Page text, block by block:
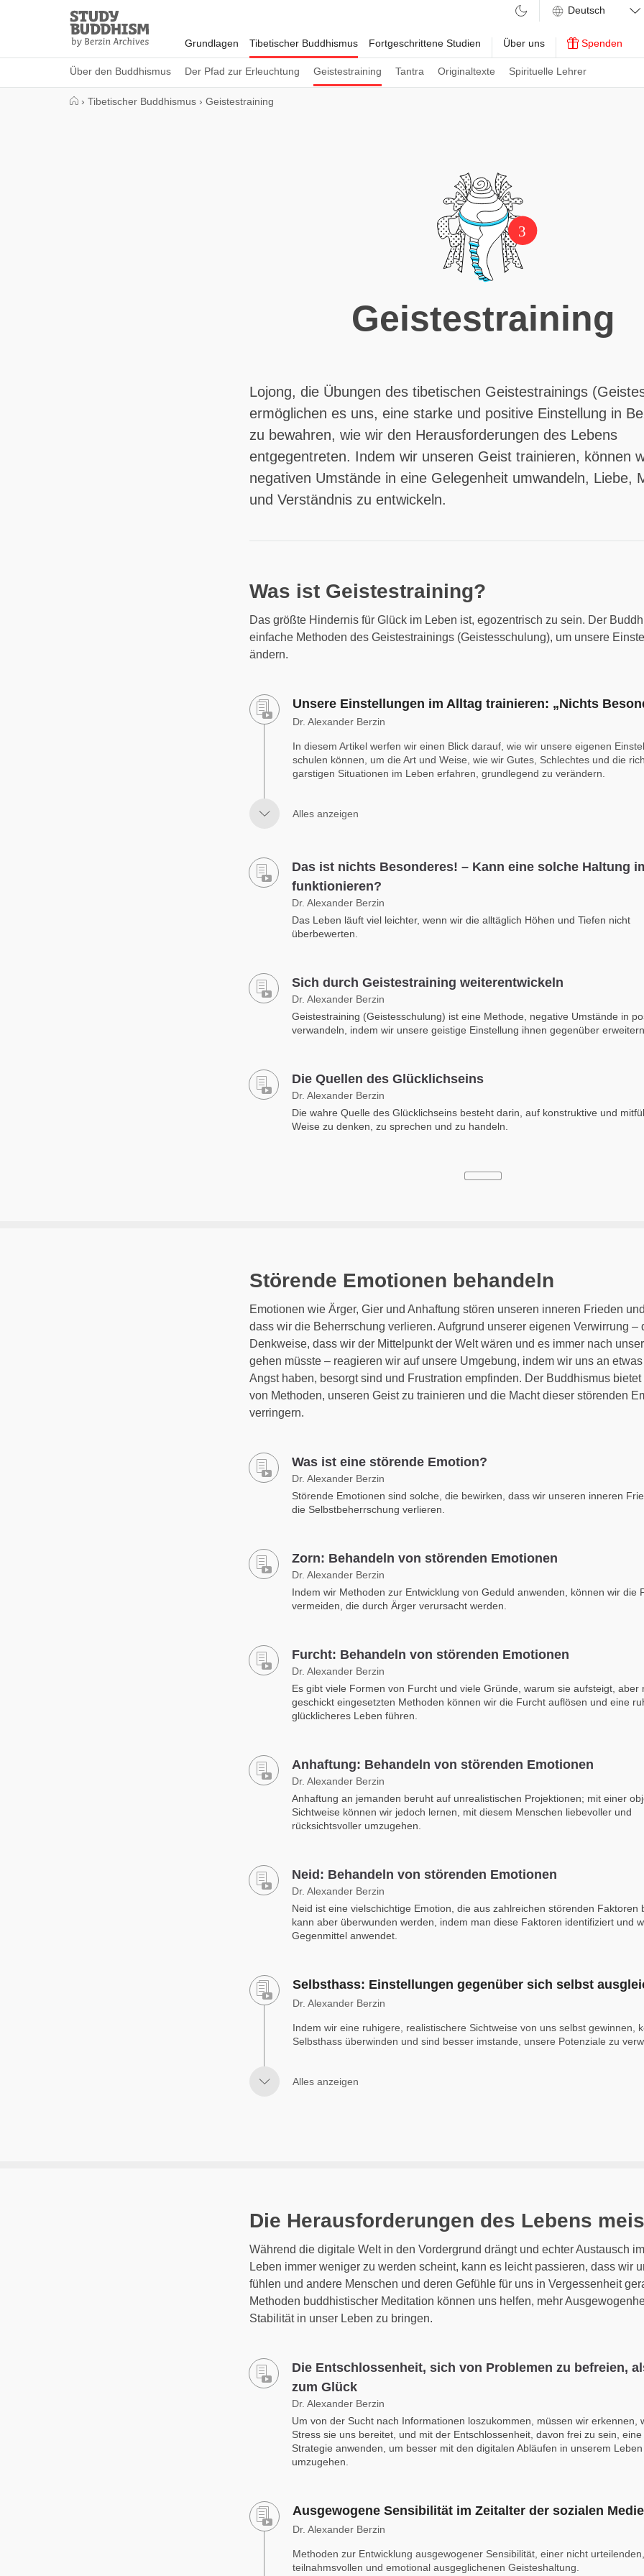
Study
Buddhism
Home
Grundlagen Tibetischer Buddhismus
Über den Buddhismus Der Pfad zur Erleuchtung Geistestraining Tantra Originaltexte Spirituelle Lehrer
Fortgeschrittene Studien Über uns Spenden
› Tibetischer Buddhismus › Geistestraining
3
Geistestraining
Lojong, die Übungen des tibetischen Geistestrainings
ermöglichen es uns, eine starke und positive Einstellung in
zu bewahren, wie wir den Herausforderungen des Lebens
entgegentreten. Indem wir unseren Geist trainieren, können
negativen Umstände in eine Gelegenheit umwandeln, Liebe,
und Verständnis zu entwickeln.
Was ist Geistestraining?
Das größte Hindernis für Glück im Leben ist, egozentrisch zu sein. Der
einfache Methoden des Geistestrainings (Geistesschulung), um unsere
ändern.
Unsere Einstellungen im Alltag trainieren: „Nichts
Dr. Alexander Berzin
In diesem Artikel werfen wir einen Blick darauf, wie wir unsere eigenen
schulen können, um die Art und Weise, wie wir Gutes, Schlechtes und die
garstigen Situationen im Leben erfahren, grundlegend zu verändern.
Alles anzeigen
Das ist nichts Besonderes! – Kann eine solche Haltung
funktionieren?
Dr. Alexander Berzin
Das Leben läuft viel leichter, wenn wir die alltäglich Höhen und Tiefen nicht
überbewerten.
Sich durch Geistestraining weiterentwickeln
Dr. Alexander Berzin
Geistestraining (Geistesschulung) ist eine Methode, negative Umstände in
verwandeln, indem wir unsere geistige Einstellung ihnen gegenüber
Die Quellen des Glücklichseins
Dr. Alexander Berzin
Die wahre Quelle des Glücklichseins besteht darin, auf konstruktive und
Weise zu denken, zu sprechen und zu handeln.
Störende Emotionen behandeln
Emotionen wie Ärger, Gier und Anhaftung stören unseren inneren Frieden
dass wir die Beherrschung verlieren. Aufgrund unserer eigenen Verwirrung –
Denkweise, dass wir der Mittelpunkt der Welt wären und es immer nach
gehen müsste – reagieren wir auf unsere Umgebung, indem wir uns an
Angst haben, besorgt sind und Frustration empfinden. Der Buddhismus bietet
von Methoden, unseren Geist zu trainieren und die Macht dieser störenden
verringern.
Was ist eine störende Emotion?
Dr. Alexander Berzin
Störende Emotionen sind solche, die bewirken, dass wir unseren inneren
die Selbstbeherrschung verlieren.
Zorn: Behandeln von störenden Emotionen
Dr. Alexander Berzin
Indem wir Methoden zur Entwicklung von Geduld anwenden, können wir die
vermeiden, die durch Ärger verursacht werden.
Furcht: Behandeln von störenden Emotionen
Dr. Alexander Berzin
Es gibt viele Formen von Furcht und viele Gründe, warum sie aufsteigt, aber
geschickt eingesetzten Methoden können wir die Furcht auflösen und eine
glücklicheres Leben führen.
Anhaftung: Behandeln von störenden Emotionen
Dr. Alexander Berzin
Anhaftung an jemanden beruht auf unrealistischen Projektionen; mit einer
Sichtweise können wir jedoch lernen, mit diesem Menschen liebevoller und
rücksichtsvoller umzugehen.
Neid: Behandeln von störenden Emotionen
Dr. Alexander Berzin
Neid ist eine vielschichtige Emotion, die aus zahlreichen störenden Faktoren
kann aber überwunden werden, indem man diese Faktoren identifiziert und
Gegenmittel anwendet.
Selbsthass: Einstellungen gegenüber sich selbst
Dr. Alexander Berzin
Indem wir eine ruhigere, realistischere Sichtweise von uns selbst gewinnen,
Selbsthass überwinden und sind besser imstande, unsere Potenziale zu
Alles anzeigen
Die Herausforderungen des Lebens
Während die digitale Welt in den Vordergrund drängt und echter Austausch
Leben immer weniger zu werden scheint, kann es leicht passieren, dass wir
fühlen und andere Menschen und deren Gefühle für uns in Vergessenheit
Methoden buddhistischer Meditation können uns helfen, mehr
Stabilität in unser Leben zu bringen.
Die Entschlossenheit, sich von Problemen zu befreien,
zum Glück
Dr. Alexander Berzin
Um von der Sucht nach Informationen loszukommen, müssen wir erkennen,
Stress sie uns bereitet, und mit der Entschlossenheit, davon frei zu sein,
Strategie anwenden, um besser mit den digitalen Abläufen in unserem Leben
umzugehen.
Ausgewogene Sensibilität im Zeitalter der sozialen
Dr. Alexander Berzin
Methoden zur Entwicklung ausgewogener Sensibilität, einer nicht urteilenden,
teilnahmsvollen und emotional ausgeglichenen Geisteshaltung.